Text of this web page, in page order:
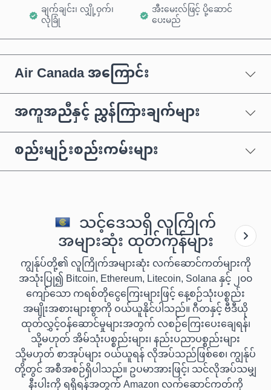
ချက်ချင်း၊ လျှို့ဝှက်၊
လုံခြုံ
အီးမေးလ်ဖြင့် ပို့ဆောင်
ပေးမည်
Air Canada အကြောင်း
အကူအညီနှင့် ညွှန်ကြားချက်များ
စည်းမျဉ်းစည်းကမ်းများ
သင့်ဒေသရှိ လူကြိုက်
အများဆုံး ထုတ်ကုန်များ
ကျွန်ုပ်တို့၏ လူကြိုက်အများဆုံး လက်ဆောင်ကတ်များကို
အသုံးပြု၍ Bitcoin, Ethereum, Litecoin, Solana နှင့် ၂၀၀
ကျော်သော ကရစ်တိုငွေကြေးများဖြင့် နေ့စဉ်သုံးပစ္စည်း
အမျိုးအစားများစွာကို ဝယ်ယူနိုင်ပါသည်။ ဂီတနှင့် ဗီဒီယို
ထုတ်လွှင့်ဝန်ဆောင်မှုများအတွက် လစဉ်ကြေးပေးချေရန်၊
သို့မဟုတ် အိမ်သုံးပစ္စည်းများ၊ နည်းပညာပစ္စည်းများ
သို့မဟုတ် စာအုပ်များ ဝယ်ယူရန် လိုအပ်သည်ဖြစ်စေ၊ ကျွန်ုပ်
တို့တွင် အစီအစဉ်ရှိပါသည်။ ဥပမာအားဖြင့်၊ သင်လိုအပ်သမျှ
နီးပါးကို ရရှိရန်အတွက် Amazon လက်ဆောင်ကတ်ကို